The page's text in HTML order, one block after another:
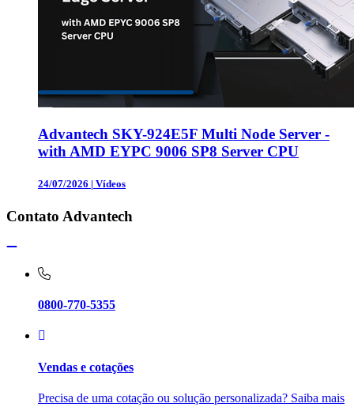
Advantech SKY-924E5F Multi Node Server -
with AMD EYPC 9006 SP8 Server CPU
24/07/2026 | Vídeos
Contato Advantech
0800-770-5355
Vendas e cotações
Precisa de uma cotação ou solução personalizada? Saiba mais